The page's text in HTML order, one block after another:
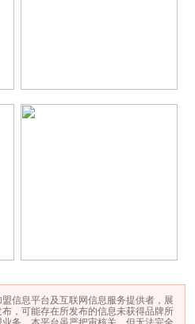
盟信息平台及互联网信息服务提供者，展
，可能存在所发布的信息未获得品牌所